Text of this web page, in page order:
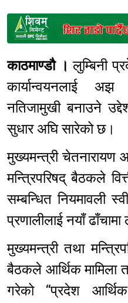
काठमाण्डौ ।लुम्बिनी
कार्यान्वयनलाई अझ
नतिजामुखी बनाउने
सुधार अघि सारेको छ।
मुख्यमन्त्री चेतनारायण
मन्त्रिपरिषद् बैठकले
सम्बन्धित नियमावली
प्रणालीलाई नयाँ
मुख्यमन्त्री तथा
बैठकले आर्थिक मामिला
गरेको “प्रदेश आर्थिक